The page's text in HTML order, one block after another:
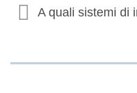
A quali sistemi di